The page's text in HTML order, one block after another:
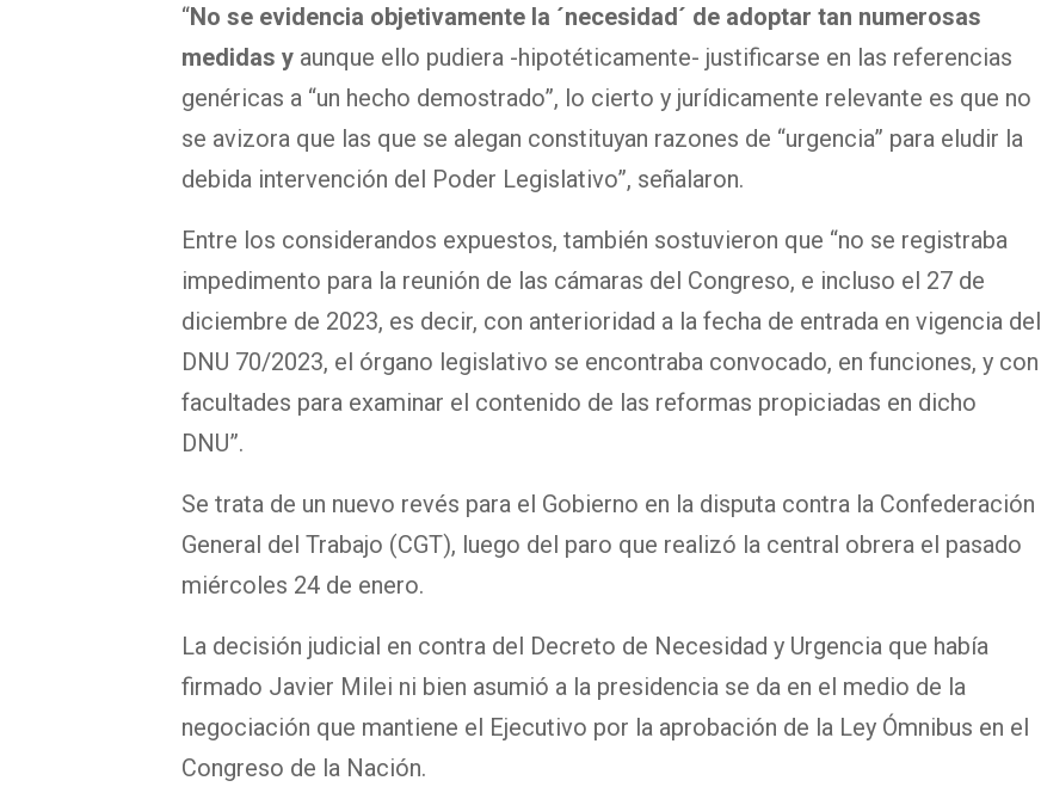
“No se evidencia objetivamente la ´necesidad´ de adoptar tan numerosas
medidas y aunque ello pudiera -hipotéticamente- justificarse en las referencias
genéricas a “un hecho demostrado”, lo cierto y jurídicamente relevante es que no
se avizora que las que se alegan constituyan razones de “urgencia” para eludir la
debida intervención del Poder Legislativo”, señalaron.
Entre los considerandos expuestos, también sostuvieron que “no se registraba
impedimento para la reunión de las cámaras del Congreso, e incluso el 27 de
diciembre de 2023, es decir, con anterioridad a la fecha de entrada en vigencia del
DNU 70/2023, el órgano legislativo se encontraba convocado, en funciones, y con
facultades para examinar el contenido de las reformas propiciadas en dicho
DNU”.
Se trata de un nuevo revés para el Gobierno en la disputa contra la Confederación
General del Trabajo (CGT), luego del paro que realizó la central obrera el pasado
miércoles 24 de enero.
La decisión judicial en contra del Decreto de Necesidad y Urgencia que había
firmado Javier Milei ni bien asumió a la presidencia se da en el medio de la
negociación que mantiene el Ejecutivo por la aprobación de la Ley Ómnibus en el
Congreso de la Nación.